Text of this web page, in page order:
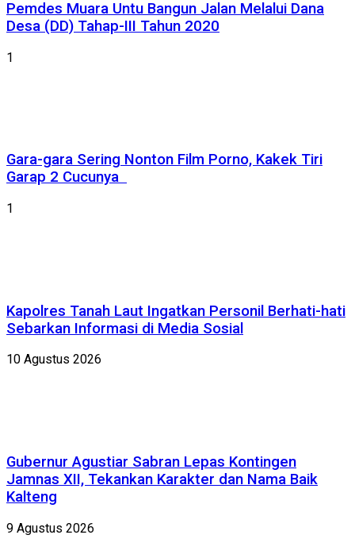
Pemdes Muara Untu Bangun Jalan Melalui Dana
Desa (DD) Tahap-III Tahun 2020
1
Gara-gara Sering Nonton Film Porno, Kakek Tiri
Garap 2 Cucunya
1
Kapolres Tanah Laut Ingatkan Personil Berhati-hati
Sebarkan Informasi di Media Sosial
10 Agustus 2026
Gubernur Agustiar Sabran Lepas Kontingen
Jamnas XII, Tekankan Karakter dan Nama Baik
Kalteng
9 Agustus 2026